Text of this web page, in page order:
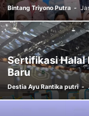
Bintang Triyono Putra -
Sertifikasi Halal
Baru
Destia Ayu Rantika putri -